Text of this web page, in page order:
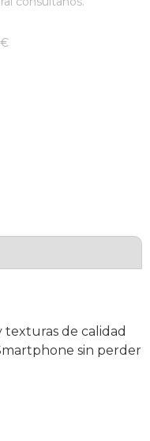
texturas de calidad
sin perder